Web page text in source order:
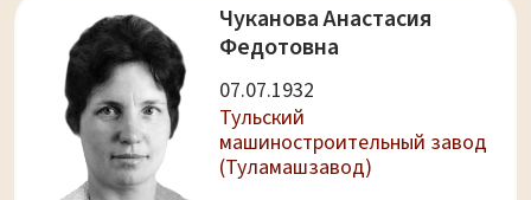
Чуканова Анастасия
Федотовна
07.07.1932
Тульский
машиностроительный завод
(Туламашзавод)